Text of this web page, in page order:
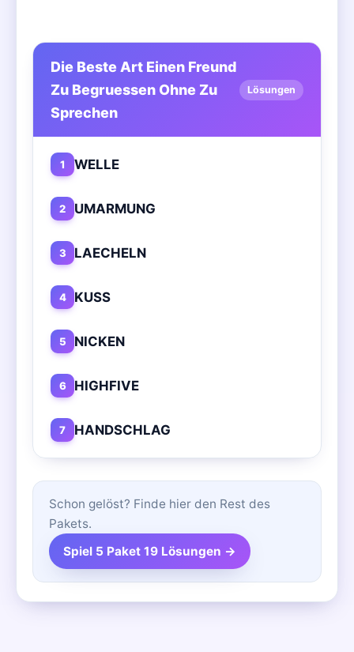
Die Beste Art Einen Freund
Zu Begruessen Ohne Zu
Sprechen
Lösungen
1 WELLE
2 UMARMUNG
3 LAECHELN
4 KUSS
5 NICKEN
6 HIGHFIVE
7 HANDSCHLAG
Schon gelöst? Finde hier den Rest des
Pakets.
Spiel 5 Paket 19 Lösungen →